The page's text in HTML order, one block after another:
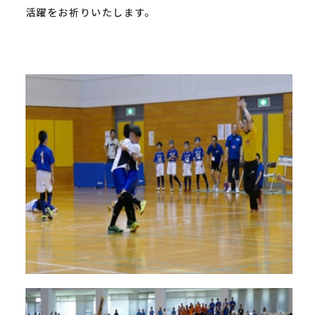
活躍をお祈りいたします。